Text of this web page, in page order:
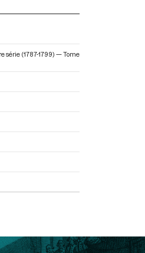
série (1787-1799) — Tome